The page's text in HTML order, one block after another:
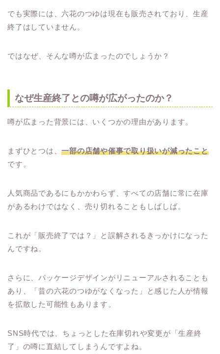
でも実際には、六花のつゆは現在も販売されており、生産
終了はしていません。
ではなぜ、そんな噂が広まったのでしょうか？
なぜ生産終了との噂が広がったのか？
噂が広まった背景には、いくつかの理由があります。
まずひとつは、一部の店舗や催事で取り扱いが減ったこと
です。
人気商品であるにもかかわらず、すべての店舗に常に在庫
があるわけではなく、売り切れることもしばしば。
これが「販売終了では？」と誤解されるきっかけになった
んですね。
さらに、パッケージデザインがリニューアルされることも
あり、「昔の六花のつゆがなくなった」と感じた人が情報
を拡散した可能性もあります。
SNS時代では、ちょっとした在庫切れや変更が「生産終
了」の噂に直結してしまうんですよね。